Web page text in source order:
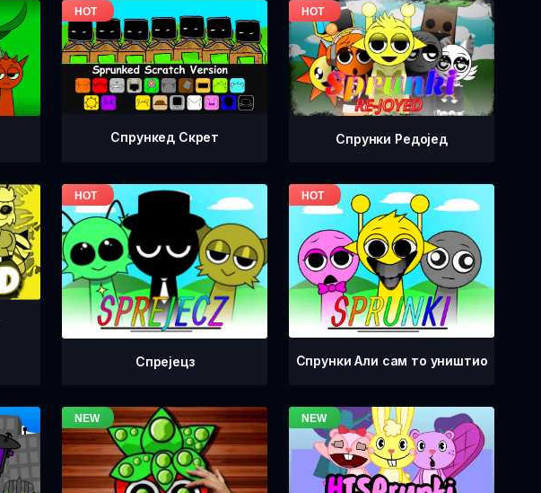
Спрункед Скрет Спрунки Редоjед
Спрејецз Спрунки Али сам то уништио